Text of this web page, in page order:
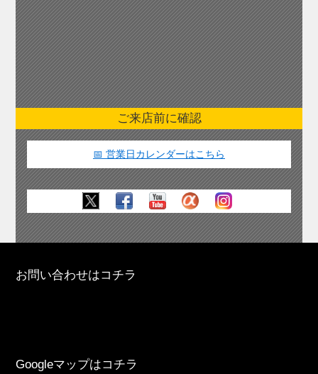
ご来店前に確認
📅 営業日カレンダーはこちら
お問い合わせはコチラ
Googleマップはコチラ